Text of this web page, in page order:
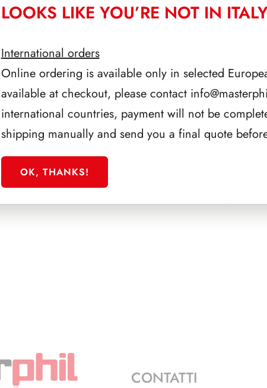
PRODOTTI CORRELATI
SFORZESCO ITALIA 1987
PAGINE 3
PAGINE 6
CONTATTI
LOOKS LIKE YOU’RE NOT IN
International orders
Online ordering is available only in selected
available at checkout, please contact
international countries, payment will not be
shipping manually and send you a final quote
OK, THANKS!